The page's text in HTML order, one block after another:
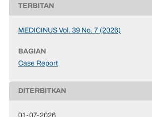
TERBITAN
MEDICINUS Vol. 39 No. 7 (2026)
BAGIAN
Case Report
DITERBITKAN